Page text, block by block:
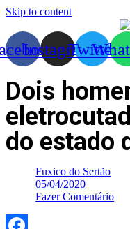
Skip to content
InstagramTwitter
Dois
do estado
Fuxico do Sertão
05/04/2020
Fazer Comentário